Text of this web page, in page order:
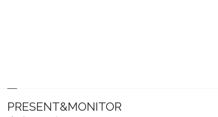
PRESENT&MONITOR